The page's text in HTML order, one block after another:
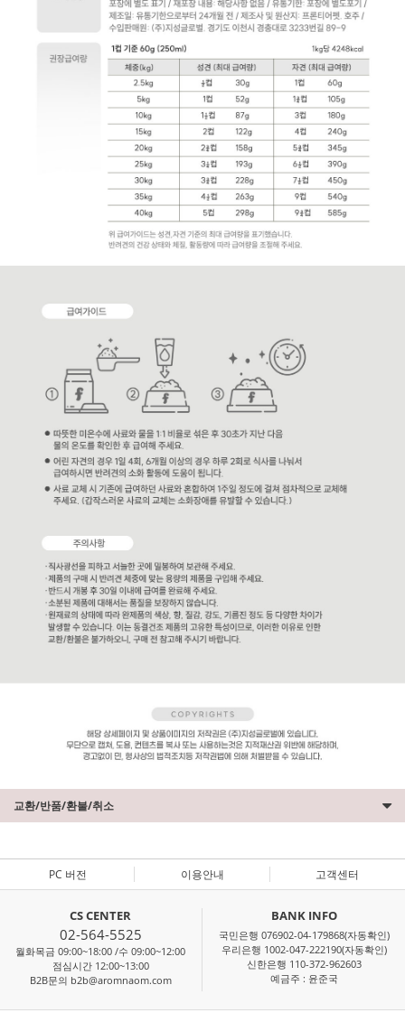
교환/반품/환불/취소
PC 버전 이용안내 고객센터
CS CENTER
02-564-5525
월화목금 09:00~18:00 /수 09:00~12:00
점심시간 12:00~13:00
B2B문의 b2b@aromnaom.com
BANK INFO
국민은행 076902-04-179868(자동확인)
우리은행 1002-047-222190(자동확인)
신한은행 110-372-962603
예금주 : 윤준국